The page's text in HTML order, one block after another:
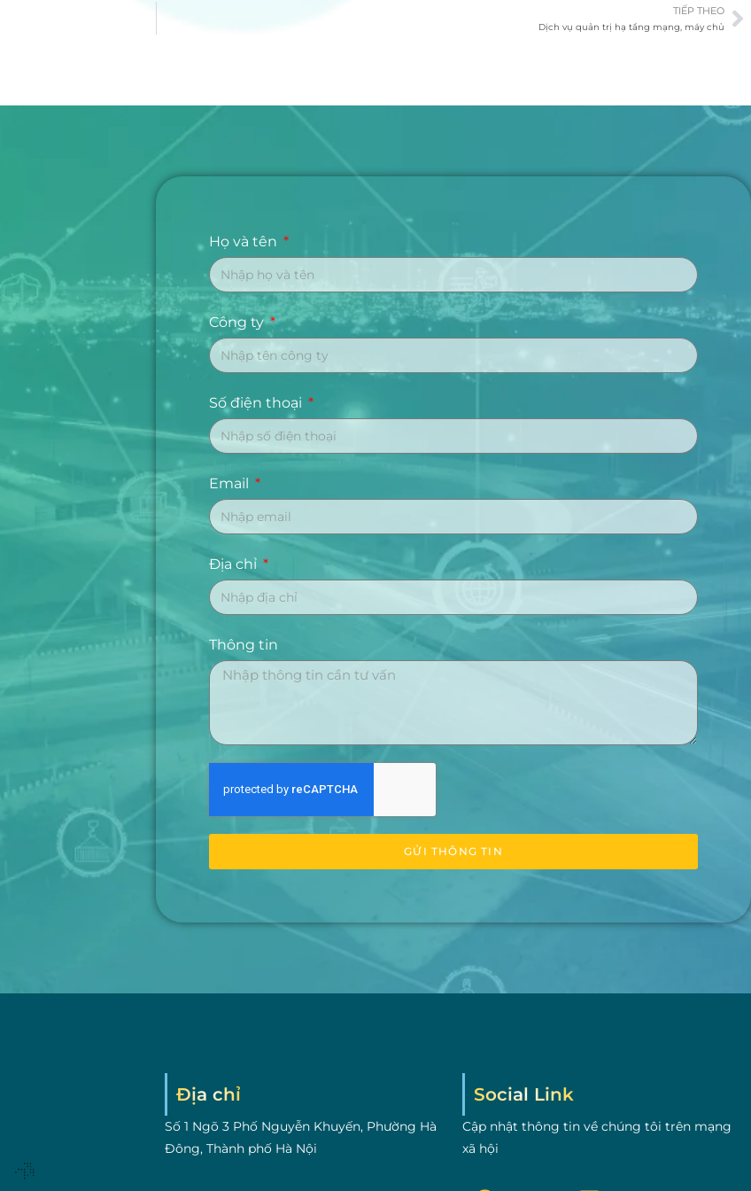
TIẾP THEO
Dịch vụ quản trị hạ tầng mạng, máy chủ
Họ và tên
Công ty
Số điện thoại
Email
Địa chỉ
Thông tin
GỬI THÔNG TIN
Địa chỉ
Số 1 Ngõ 3 Phố Nguyễn Khuyến, Phường Hà
Đông, Thành phố Hà Nội
Social Link
Cập nhật thông tin về chúng tôi trên mạng
xã hội